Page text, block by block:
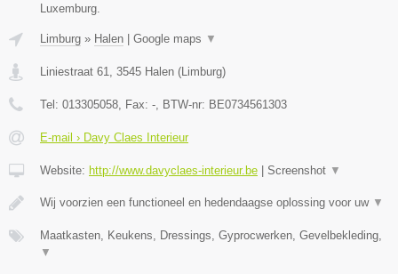
Luxemburg.
Limburg » Halen Google maps ▼
Liniestraat 61, 3545 Halen (Limburg)
Tel: 013305058, Fax: -, BTW-nr: BE0734561303
E-mail › Davy Claes Interieur
Website: http://www.davyclaes-interieur.be Screenshot ▼
Wij voorzien een functioneel en hedendaagse oplossing voor uw ▼
Maatkasten, Keukens, Dressings, Gyprocwerken, Gevelbekleding,
▼